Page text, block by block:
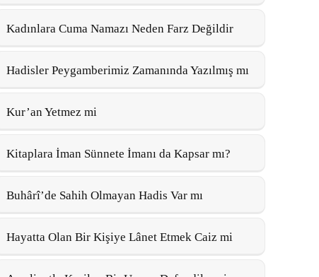
Kadınlara Cuma Namazı Neden Farz Değildir
Hadisler Peygamberimiz Zamanında Yazılmış mı
Kur’an Yetmez mi
Kitaplara İman Sünnete İmanı da Kapsar mı?
Buhârî’de Sahih Olmayan Hadis Var mı
Hayatta Olan Bir Kişiye Lânet Etmek Caiz mi